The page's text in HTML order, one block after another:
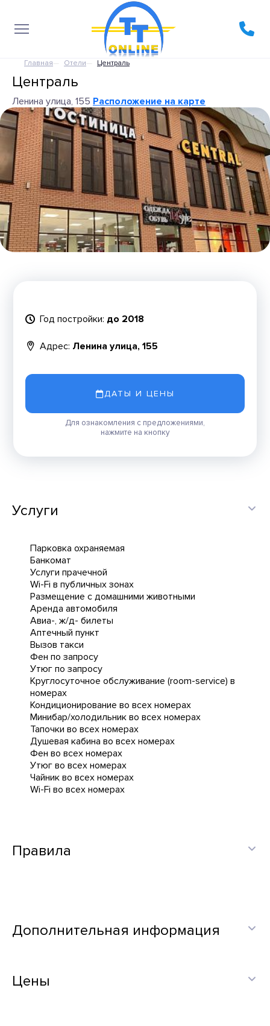
Главная Отели Централь
Централь
Ленина улица, 155 Расположение на карте
Год постройки: до 2018
Адрес: Ленина улица, 155
ДАТЫ И ЦЕНЫ
Для ознакомления с предложениями,
нажмите на кнопку
Услуги
Парковка охраняемая
Банкомат
Услуги прачечной
Wi-Fi в публичных зонах
Размещение с домашними животными
Аренда автомобиля
Авиа-, ж/д- билеты
Аптечный пункт
Вызов такси
Фен по запросу
Утюг по запросу
Круглосуточное обслуживание (room-service) в
номерах
Кондиционирование во всех номерах
Минибар/холодильник во всех номерах
Тапочки во всех номерах
Душевая кабина во всех номерах
Фен во всех номерах
Утюг во всех номерах
Чайник во всех номерах
Wi-Fi во всех номерах
Правила
Дополнительная информация
Цены